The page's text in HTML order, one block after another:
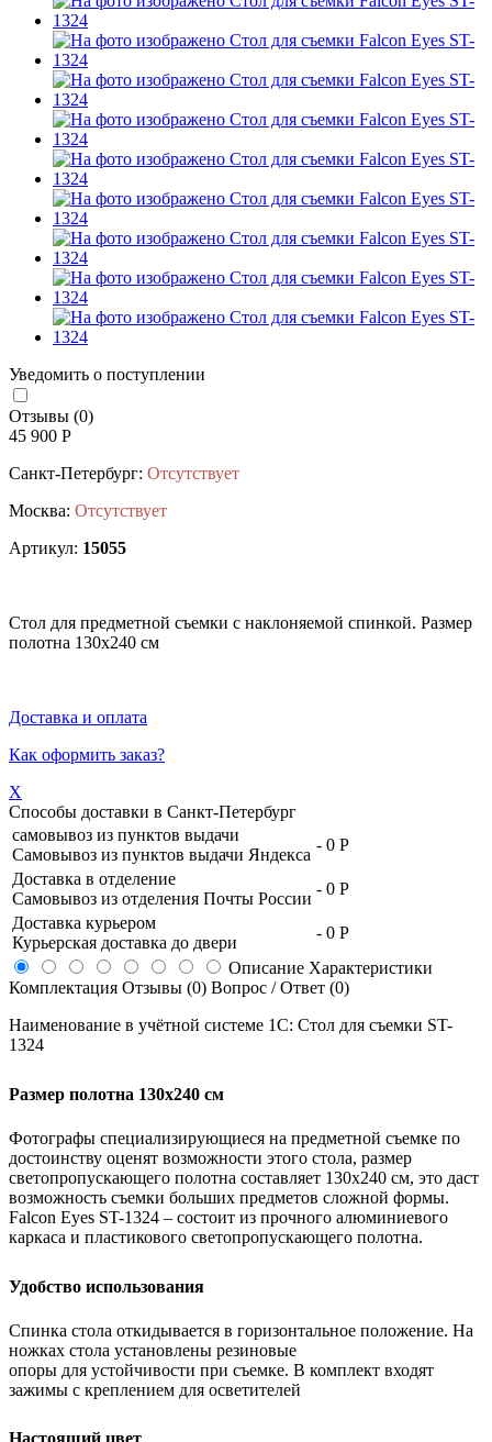
Уведомить о поступлении
Отзывы (0)
45 900 Р
Санкт-Петербург: Отсутствует
Москва: Отсутствует
Артикул: 15055
Стол для предметной съемки с наклоняемой спинкой. Размер
полотна 130х240 см
Доставка и оплата
Как оформить заказ?
X
Способы доставки в Санкт-Петербург
самовывоз из пунктов выдачи
Самовывоз из пунктов выдачи Яндекса
- 0 Р
Доставка в отделение
Самовывоз из отделения Почты России
- 0 Р
Доставка курьером
Курьерская доставка до двери
- 0 Р
Описание Характеристики
Комплектация Отзывы (0) Вопрос / Ответ (0)
Наименование в учётной системе 1С: Стол для съемки ST-
1324
Размер полотна 130х240 см
Фотографы специализирующиеся на предметной съемке по
достоинству оценят возможности этого стола, размер
светопропускающего полотна составляет 130х240 см, это даст
возможность съемки больших предметов сложной формы.
Falcon Eyes ST-1324 – состоит из прочного алюминиевого
каркаса и пластикового светопропускающего полотна.
Удобство использования
Спинка стола откидывается в горизонтальное положение. На
ножках стола установлены резиновые
опоры для устойчивости при съемке. В комплект входят
зажимы с креплением для осветителей